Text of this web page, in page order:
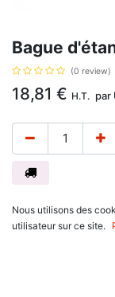
Bague
(0 review)
18,81 € H.T. par
Référence Zetor
Associez
Nous utilisons des
utilisateur sur ce site.